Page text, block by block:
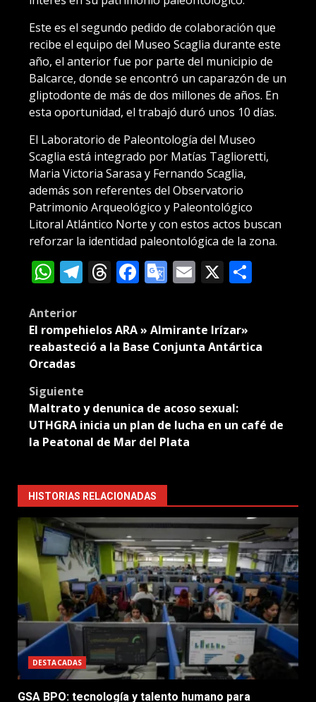
Este es el segundo pedido de colaboración que
recibe el equipo del Museo Scaglia durante este
año, el anterior fue por parte del municipio de
Balcarce, donde se encontró un caparazón de un
gliptodonte de más de dos millones de años. En
esta oportunidad, el trabajó duró unos 10 días.
El Laboratorio de Paleontología del Museo
Scaglia está integrado por Matías Taglioretti,
Maria Victoria Sarasa y Fernando Scaglia,
además son referentes del Observatorio
Patrimonio Arqueológico y Paleontológico
Litoral Atlántico Norte y con estos actos buscan
reforzar la identidad paleontológica de la zona.
WhatsApp
Telegram
Threads
Facebook
Google
Email
X
Post
navigation
Anterior
El rompehielos ARA » Almirante Irízar»
reabasteció a la Base Conjunta Antártica
Orcadas
Siguiente
Maltrato y denunica de acoso sexual:
UTHGRA inicia un plan de lucha en un café de
la Peatonal de Mar del Plata
HISTORIAS RELACIONADAS
DESTACADAS
GSA BPO: tecnología y talento humano para